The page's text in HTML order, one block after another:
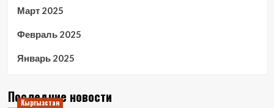
Март 2025
Февраль 2025
Январь 2025
Последние новости
Кыргызстан